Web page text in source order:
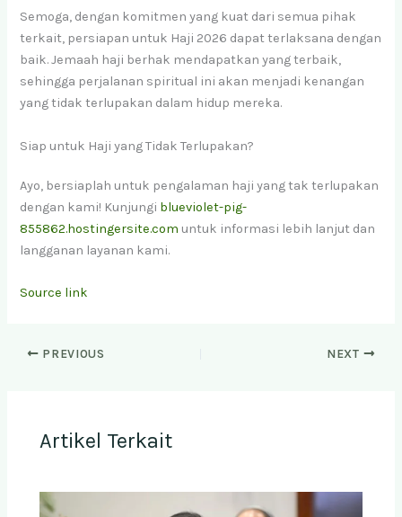
Semoga, dengan komitmen yang kuat dari semua pihak
terkait, persiapan untuk Haji 2026 dapat terlaksana dengan
baik. Jemaah haji berhak mendapatkan yang terbaik,
sehingga perjalanan spiritual ini akan menjadi kenangan
yang tidak terlupakan dalam hidup mereka.
Siap untuk Haji yang Tidak Terlupakan?
Ayo, bersiaplah untuk pengalaman haji yang tak terlupakan
dengan kami! Kunjungi blueviolet-pig-
855862.hostingersite.com untuk informasi lebih lanjut dan
langganan layanan kami.
Source link
PREVIOUS NEXT
Artikel Terkait